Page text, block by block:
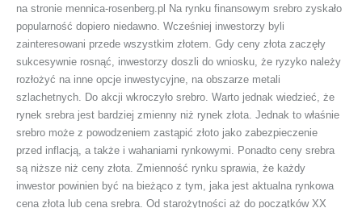
na stronie mennica-rosenberg.pl Na rynku finansowym srebro zyskało
popularność dopiero niedawno. Wcześniej inwestorzy byli
zainteresowani przede wszystkim złotem. Gdy ceny złota zaczęły
sukcesywnie rosnąć, inwestorzy doszli do wniosku, że ryzyko należy
rozłożyć na inne opcje inwestycyjne, na obszarze metali
szlachetnych. Do akcji wkroczyło srebro. Warto jednak wiedzieć, że
rynek srebra jest bardziej zmienny niż rynek złota. Jednak to właśnie
srebro może z powodzeniem zastąpić złoto jako zabezpieczenie
przed inflacją, a także i wahaniami rynkowymi. Ponadto ceny srebra
są niższe niż ceny złota. Zmienność rynku sprawia, że każdy
inwestor powinien być na bieżąco z tym, jaka jest aktualna rynkowa
cena złota lub cena srebra. Od starożytności aż do początków XX